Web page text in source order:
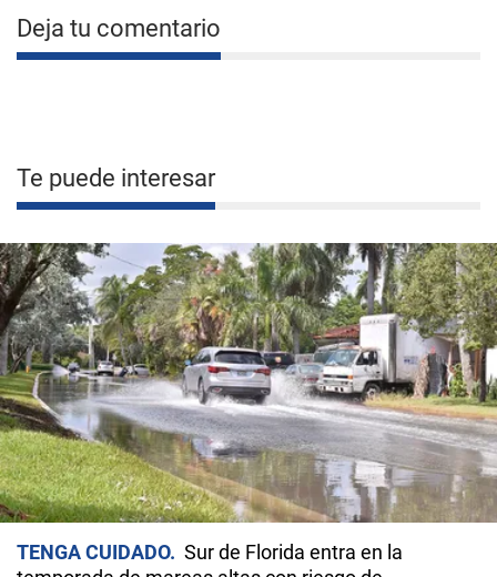
Deja tu comentario
Te puede interesar
TENGA CUIDADO
Sur de Florida entra en la